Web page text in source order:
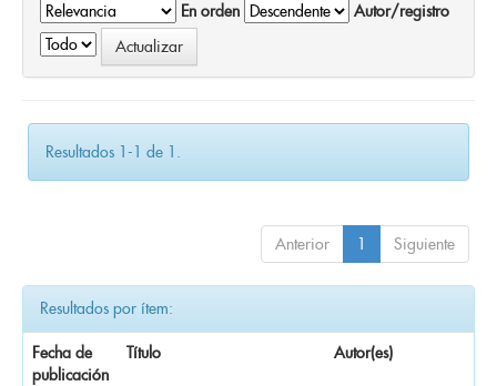
En orden
Autor/registro
Resultados 1-1 de 1.
Anterior 1 Siguiente
Resultados por ítem:
Fecha de
publicación
Título Autor(es)